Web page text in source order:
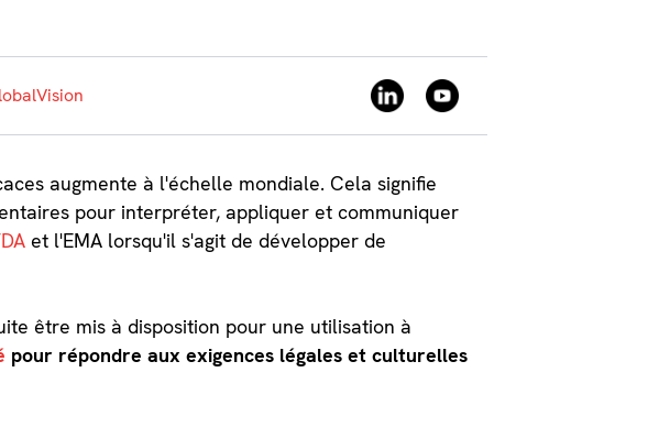
augmente à l'échelle mondiale. Cela signifie
pour interpréter, appliquer et communiquer
et l'EMA lorsqu'il s'agit de développer de
être mis à disposition pour une utilisation à
pour répondre aux exigences légales et culturelles